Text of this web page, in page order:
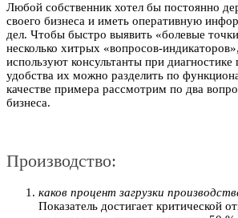
Любой собственник хотел бы постоянно
своего бизнеса и иметь оперативную
дел. Чтобы быстро выявить «болевые
несколько хитрых «вопросов-
используют консультанты при
удобства их можно разделить по
качестве примера рассмотрим по два
бизнеса.
Производство:
каков процент загрузки
Показатель достигает критической